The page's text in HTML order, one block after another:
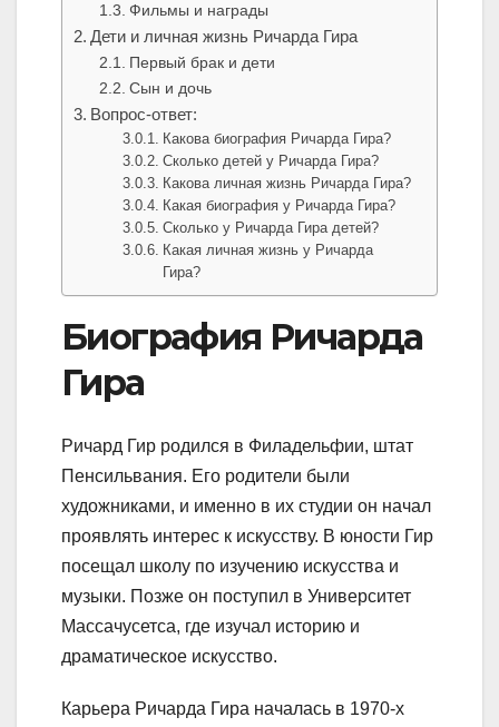
Фильмы и награды
Дети и личная жизнь Ричарда Гира
Первый брак и дети
Сын и дочь
Вопрос-ответ:
Какова биография Ричарда Гира?
Сколько детей у Ричарда Гира?
Какова личная жизнь Ричарда Гира?
Какая биография у Ричарда Гира?
Сколько у Ричарда Гира детей?
Какая личная жизнь у Ричарда
Гира?
Биография Ричарда
Гира
Ричард Гир родился в Филадельфии, штат
Пенсильвания. Его родители были
художниками, и именно в их студии он начал
проявлять интерес к искусству. В юности Гир
посещал школу по изучению искусства и
музыки. Позже он поступил в Университет
Массачусетса, где изучал историю и
драматическое искусство.
Карьера Ричарда Гира началась в 1970-х